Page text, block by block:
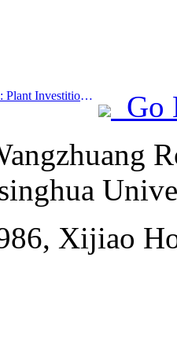
Prev:Huangshan Tourismus: Plant Investitionen in Höhe von 530 Millionen Yuan für Hotelrenovierungen
Go
Xijiao